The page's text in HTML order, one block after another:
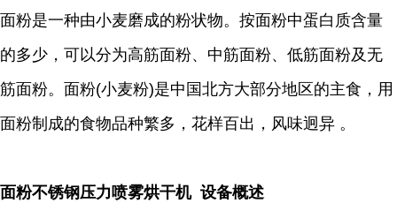
面粉是一种由小麦磨成的粉状物。按面粉中蛋白质含量
的多少，可以分为高筋面粉、中筋面粉、低筋面粉及无
筋面粉。面粉(小麦粉)是中国北方大部分地区的主食，用
面粉制成的食物品种繁多，花样百出，风味迥异 。
面粉不锈钢压力喷雾烘干机 设备概述